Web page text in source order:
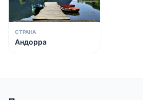
СТРАНА
Андорра